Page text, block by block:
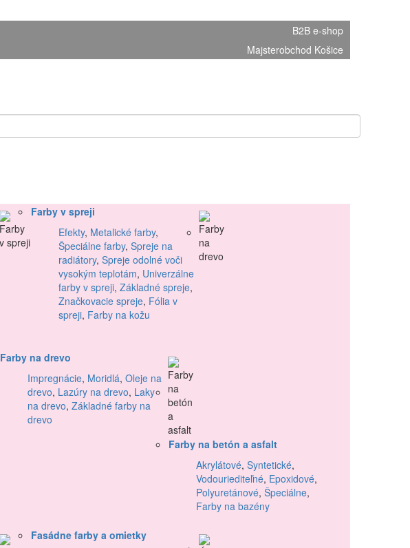
B2B e-shop
Majsterobchod Košice
Farby v spreji
Efekty, Metalické farby,
Špeciálne farby, Spreje na
radiátory, Spreje odolné voči
vysokým teplotám, Univerzálne
farby v spreji, Základné spreje,
Značkovacie spreje, Fólia v
spreji, Farby na kožu
Farby na drevo
Impregnácie, Moridlá, Oleje na
drevo, Lazúry na drevo, Laky
na drevo, Základné farby na
drevo
Farby na betón a asfalt
Akrylátové, Syntetické,
Vodouriediteľné, Epoxidové,
Polyuretánové, Špeciálne,
Farby na bazény
Fasádne farby a omietky